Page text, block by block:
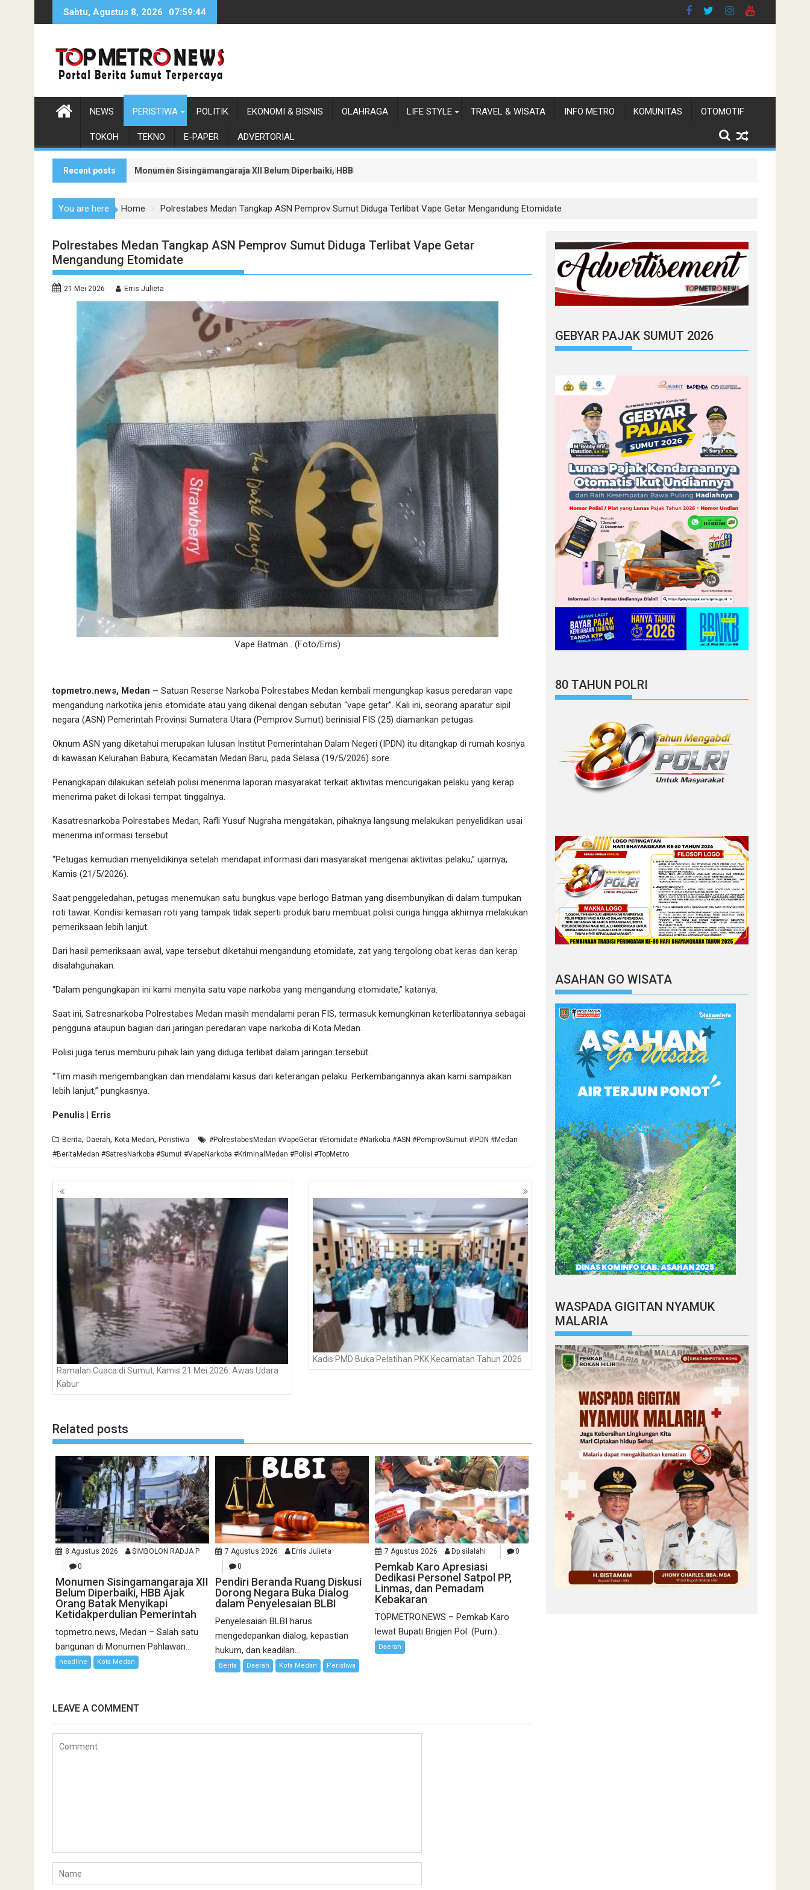
Sabtu, Agustus 8, 2026 07:59:46
NEWS PERISTIWA POLITIK EKONOMI & BISNIS OLAHRAGA LIFE STYLE TRAVEL & WISATA INFO METRO KOMUNITAS OTOMOTIF
TOKOH TEKNO E-PAPER ADVERTORIAL
Recent posts Monumen Sisingamangaraja XII Belum Diperbaiki, HBB Ajak Orang Batak Menyikapi Ketidakperdulian Pemerintah
Pendiri Beranda Ruang Diskusi Dorong Negara Buka Dialog dalam Penyelesaian BLBI
You are here Home Polrestabes Medan Tangkap ASN Pemprov Sumut Diduga Terlibat Vape Getar Mengandung Etomidate
Polrestabes Medan Tangkap ASN Pemprov Sumut Diduga Terlibat Vape Getar
Mengandung Etomidate
21 Mei 2026 Erris Julieta
Vape Batman . (Foto/Erris)
topmetro.news, Medan – Satuan Reserse Narkoba Polrestabes Medan kembali mengungkap kasus peredaran vape
mengandung narkotika jenis etomidate atau yang dikenal dengan sebutan “vape getar”. Kali ini, seorang aparatur sipil
negara (ASN) Pemerintah Provinsi Sumatera Utara (Pemprov Sumut) berinisial FIS (25) diamankan petugas.
Oknum ASN yang diketahui merupakan lulusan Institut Pemerintahan Dalam Negeri (IPDN) itu ditangkap di rumah kosnya
di kawasan Kelurahan Babura, Kecamatan Medan Baru, pada Selasa (19/5/2026) sore.
Penangkapan dilakukan setelah polisi menerima laporan masyarakat terkait aktivitas mencurigakan pelaku yang kerap
menerima paket di lokasi tempat tinggalnya.
Kasatresnarkoba Polrestabes Medan, Rafli Yusuf Nugraha mengatakan, pihaknya langsung melakukan penyelidikan usai
menerima informasi tersebut.
“Petugas kemudian menyelidikinya setelah mendapat informasi dari masyarakat mengenai aktivitas pelaku,” ujarnya,
Kamis (21/5/2026).
Saat penggeledahan, petugas menemukan satu bungkus vape berlogo Batman yang disembunyikan di dalam tumpukan
roti tawar. Kondisi kemasan roti yang tampak tidak seperti produk baru membuat polisi curiga hingga akhirnya melakukan
pemeriksaan lebih lanjut.
Dari hasil pemeriksaan awal, vape tersebut diketahui mengandung etomidate, zat yang tergolong obat keras dan kerap
disalahgunakan.
“Dalam pengungkapan ini kami menyita satu vape narkoba yang mengandung etomidate,” katanya.
Saat ini, Satresnarkoba Polrestabes Medan masih mendalami peran FIS, termasuk kemungkinan keterlibatannya sebagai
pengguna ataupun bagian dari jaringan peredaran vape narkoba di Kota Medan.
Polisi juga terus memburu pihak lain yang diduga terlibat dalam jaringan tersebut.
“Tim masih mengembangkan dan mendalami kasus dari keterangan pelaku. Perkembangannya akan kami sampaikan
lebih lanjut,” pungkasnya.
Penulis | Erris
Berita, Daerah, Kota Medan, Peristiwa
#PolrestabesMedan #VapeGetar #Etomidate #Narkoba #ASN #PemprovSumut #IPDN #Medan
#BeritaMedan #SatresNarkoba #Sumut #VapeNarkoba #KriminalMedan #Polisi #TopMetro
Navigasi
pos
Ramalan Cuaca di Sumut, Kamis 21 Mei 2026: Awas Udara
Kabur
Kadis PMD Buka Pelatihan PKK Kecamatan Tahun 2026
Related posts
8 Agustus 2026
SIMBOLON RADJA P
0
Monumen Sisingamangaraja XII
Belum Diperbaiki, HBB Ajak
Orang Batak Menyikapi
Ketidakperdulian Pemerintah
topmetro.news, Medan – Salah satu
bangunan di Monumen Pahlawan...
headline Kota Medan
7 Agustus 2026
Erris Julieta
0
Pendiri Beranda Ruang Diskusi
Dorong Negara Buka Dialog
dalam Penyelesaian BLBI
Penyelesaian BLBI harus
mengedepankan dialog, kepastian
hukum, dan keadilan...
Berita Daerah Kota Medan Peristiwa
7 Agustus 2026 Dp silalahi 0
Pemkab Karo Apresiasi
Dedikasi Personel Satpol PP,
Linmas, dan Pemadam
Kebakaran
TOPMETRO.NEWS – Pemkab Karo
lewat Bupati Brigjen Pol. (Purn.)...
Daerah
LEAVE A COMMENT
GEBYAR PAJAK SUMUT 2026
80 TAHUN POLRI
ASAHAN GO WISATA
WASPADA GIGITAN NYAMUK
MALARIA